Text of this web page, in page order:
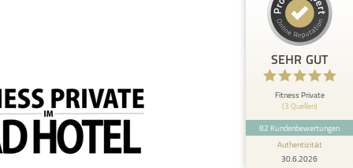
SEHR GUT
Fitness Private
(3 Quellen)
82 Kundenbewertungen
Authentizität
30.6.2026
Blick aufs ProvenExpert-Profil werfen
Anonym
Ich bin rundum mit der Behandlung zufrieden!
Schon beim ersten Termin bei Marius hab ich
mich gut aufgehoben...